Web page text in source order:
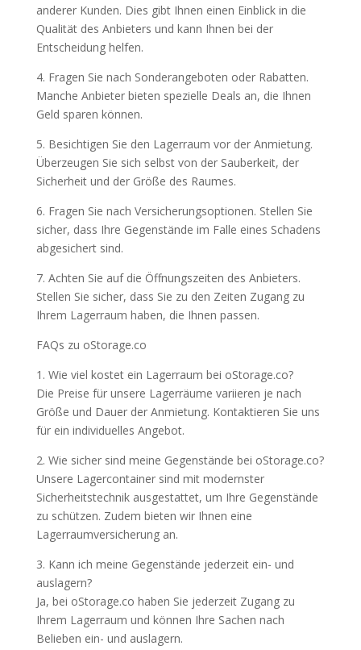
anderer Kunden. Dies gibt Ihnen einen Einblick in die
Qualität des Anbieters und kann Ihnen bei der
Entscheidung helfen.
4. Fragen Sie nach Sonderangeboten oder Rabatten.
Manche Anbieter bieten spezielle Deals an, die Ihnen
Geld sparen können.
5. Besichtigen Sie den Lagerraum vor der Anmietung.
Überzeugen Sie sich selbst von der Sauberkeit, der
Sicherheit und der Größe des Raumes.
6. Fragen Sie nach Versicherungsoptionen. Stellen Sie
sicher, dass Ihre Gegenstände im Falle eines Schadens
abgesichert sind.
7. Achten Sie auf die Öffnungszeiten des Anbieters.
Stellen Sie sicher, dass Sie zu den Zeiten Zugang zu
Ihrem Lagerraum haben, die Ihnen passen.
FAQs zu oStorage.co
1. Wie viel kostet ein Lagerraum bei oStorage.co?
Die Preise für unsere Lagerräume variieren je nach
Größe und Dauer der Anmietung. Kontaktieren Sie uns
für ein individuelles Angebot.
2. Wie sicher sind meine Gegenstände bei oStorage.co?
Unsere Lagercontainer sind mit modernster
Sicherheitstechnik ausgestattet, um Ihre Gegenstände
zu schützen. Zudem bieten wir Ihnen eine
Lagerraumversicherung an.
3. Kann ich meine Gegenstände jederzeit ein- und
auslagern?
Ja, bei oStorage.co haben Sie jederzeit Zugang zu
Ihrem Lagerraum und können Ihre Sachen nach
Belieben ein- und auslagern.